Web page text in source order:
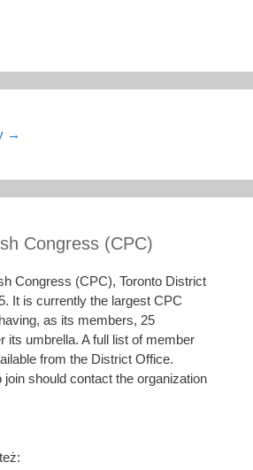
→
Congress (CPC)
Congress (CPC), Toronto District
It is currently the largest CPC
as its members, 25
its umbrella. A full list of member
from the District Office.
should contact the organization